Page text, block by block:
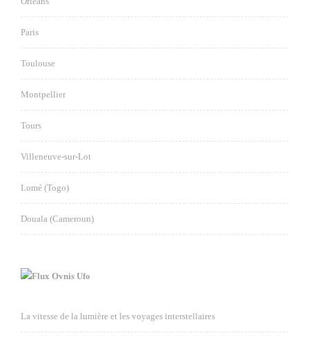
Paris
Toulouse
Montpellier
Tours
Villeneuve-sur-Lot
Lomé (Togo)
Douala (Cameroun)
Ovnis Ufo
La vitesse de la lumière et les voyages interstellaires